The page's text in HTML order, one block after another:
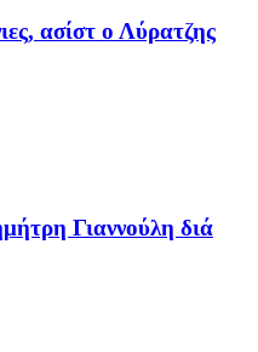
ασίστ ο Λύρατζης
Γιαννούλη διά